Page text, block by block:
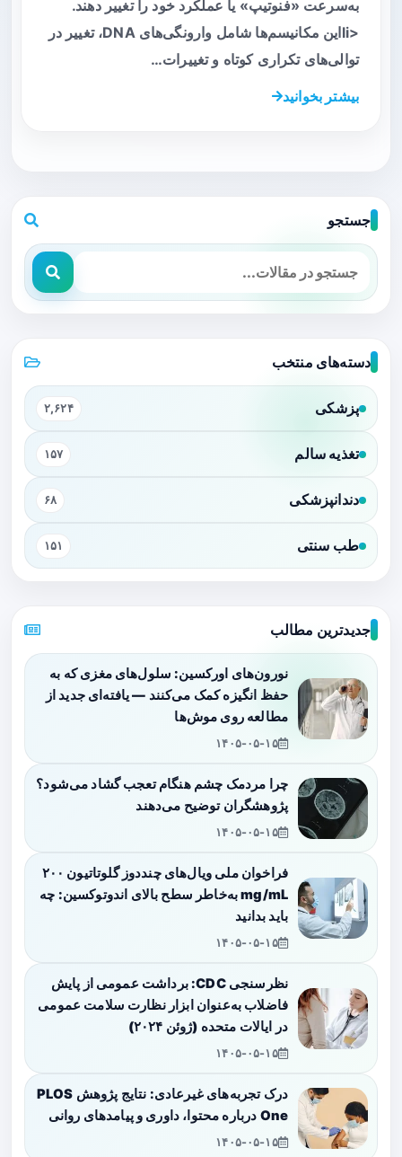
به‌سرعت «فنو‌تیپ» یا عملکرد خود را تغییر دهند.
<liاین مکانیسم‌ها شامل وارونگی‌های DNA، تغییر در
توالی‌های تکراری کوتاه و تغییرات…
بیشتر بخوانید
جستجو
دسته‌های منتخب
پزشکی ۲,۶۲۴
تغذیه سالم ۱۵۷
دندانپزشکی ۶۸
طب سنتی ۱۵۱
جدیدترین مطالب
نورون‌های اورکسین: سلول‌های مغزی که به
حفظ انگیزه کمک می‌کنند — یافته‌ای جدید از
مطالعه روی موش‌ها
۱۴۰۵-۰۵-۱۵
چرا مردمک چشم هنگام تعجب گشاد می‌شود؟
پژوهشگران توضیح می‌دهند
۱۴۰۵-۰۵-۱۵
فراخوان ملی ویال‌های چنددوز گلوتاتیون ۲۰۰
mg/mL به‌خاطر سطح بالای اندوتوکسین: چه
باید بدانید
۱۴۰۵-۰۵-۱۵
نظرسنجی CDC: برداشت عمومی از پایش
فاضلاب به‌عنوان ابزار نظارت سلامت عمومی
در ایالات متحده (ژوئن ۲۰۲۴)
۱۴۰۵-۰۵-۱۵
درک تجربه‌های غیرعادی: نتایج پژوهش PLOS
One درباره محتوا، داوری و پیامدهای روانی
۱۴۰۵-۰۵-۱۵